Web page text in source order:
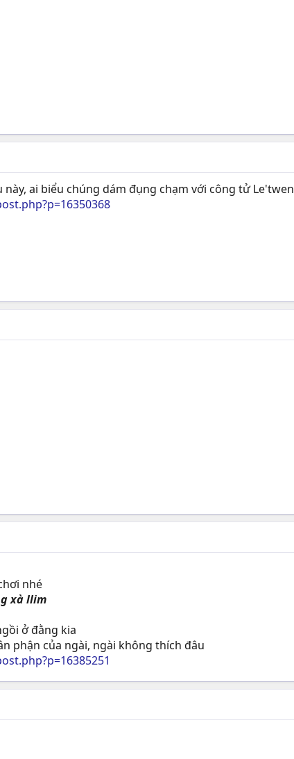
này, ai biểu chúng dám đụng chạm với công tử Le'twen
nhé
xà llim
ở đằng kia
phận của ngài, ngài không thích đâu